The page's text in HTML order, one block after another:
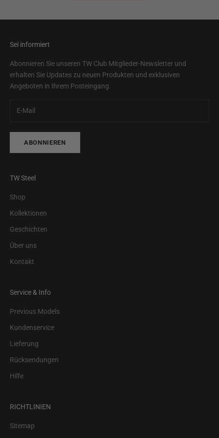
Sei informiert
Abonnieren Sie unseren TW Club Mitglieder-Newsletter und
erhalten Sie Updates zu neuen Produkten und exklusiven
Angeboten in Ihrem Posteingang.
ABONNIEREN
TW Steel
Shop
Kollektionen
Geschichten
Über uns
Kontakt
Service & Info
Previous Models
Kundenservice
Lieferung
Rücksendungen
Hilfe
RICHTLINIEN
Sitemap